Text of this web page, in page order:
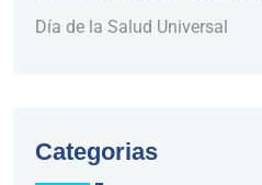
Día de la Salud Universal
Categorias